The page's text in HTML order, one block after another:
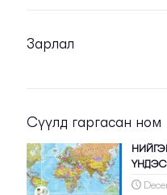
Зарлал
Сүүлд гаргасан ном
ҮНДЭС